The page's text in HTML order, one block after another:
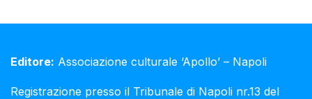
Editore: Associazione culturale ‘Apollo’ – Napoli
Registrazione presso il Tribunale di Napoli nr.13 del